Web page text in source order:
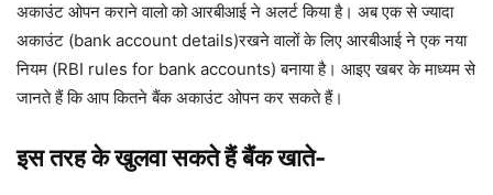
अकाउंट ओपन कराने वालो को आरबीआई ने अलर्ट किया है। अब एक से ज्यादा
अकाउंट (bank account details)रखने वालों के लिए आरबीआई ने एक नया
नियम (RBI rules for bank accounts) बनाया है। आइए खबर के माध्यम से
जानते हैं कि आप कितने बैंक अकाउंट ओपन कर सकते हैं।
इस तरह के खुलवा सकते हैं बैंक खाते-